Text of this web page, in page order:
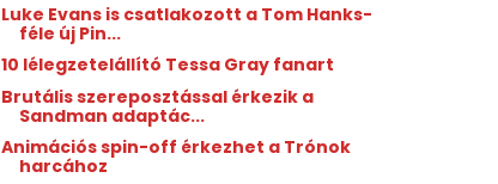
Luke Evans is csatlakozott a Tom Hanks-
féle új Pin...
10 lélegzetelállító Tessa Gray fanart
Brutális szereposztással érkezik a
Sandman adaptác...
Animációs spin-off érkezhet a Trónok
harcához